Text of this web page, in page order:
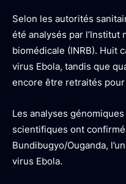
Selon les autorités
été analysés par l’Institut
biomédicale (INRB). Huit
virus Ebola, tandis que
encore être retraités
Les analyses
scientifiques ont
Bundibugyo/Ouganda,
virus Ebola.